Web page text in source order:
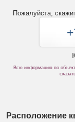
Пожалуйста,
Всю информацию по
Расположение